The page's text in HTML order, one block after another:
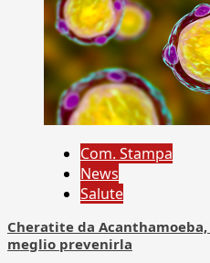
Com. Stampa
News
Salute
Cheratite da
meglio prevenirla